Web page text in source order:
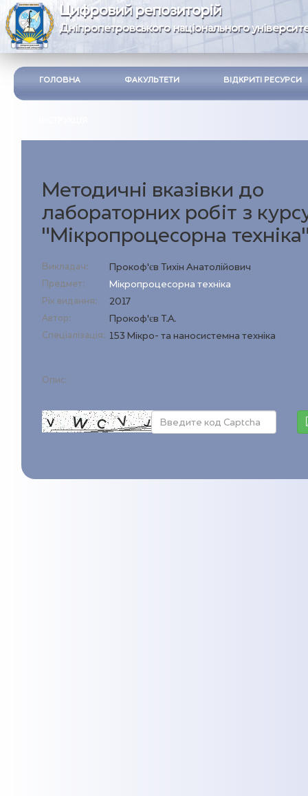
Цифровий репозиторій
Дніпропетровського національного
ГОЛОВНА ФАКУЛЬТЕТИ ВІДКРИТІ РЕСУРСИ
Методичні вказівки до
лабораторних робіт з
"Мікропроцесорна
Викладач: Прокоф’єв Тихін Анатолійович
Предмет: Мікропроцесорна техніка
Рік видання: 2017
Автор: Прокоф'єв Т.А.
Спеціалізація: 153 Мікро- та наносистемна техніка
Опис: